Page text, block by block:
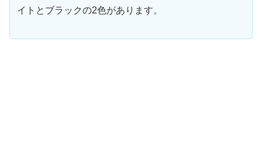
イトとブラックの2色があります。